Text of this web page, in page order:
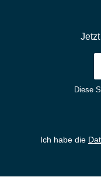
*
Diese
Ich habe die